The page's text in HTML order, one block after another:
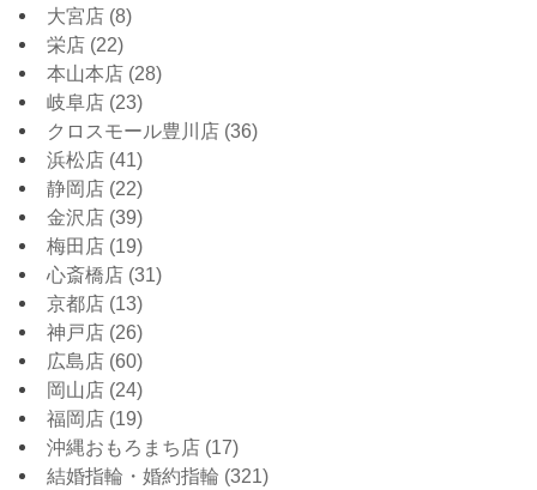
大宮店 (8)
栄店 (22)
本山本店 (28)
岐阜店 (23)
クロスモール豊川店 (36)
浜松店 (41)
静岡店 (22)
金沢店 (39)
梅田店 (19)
心斎橋店 (31)
京都店 (13)
神戸店 (26)
広島店 (60)
岡山店 (24)
福岡店 (19)
沖縄おもろまち店 (17)
結婚指輪・婚約指輪 (321)